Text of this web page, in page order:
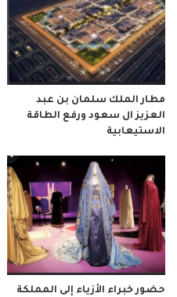
مطار الملك سلمان بن عبد
العزيز ال سعود ورفع الطاقة
الاستيعابية
حضور خبراء الأزياء إلى المملكة